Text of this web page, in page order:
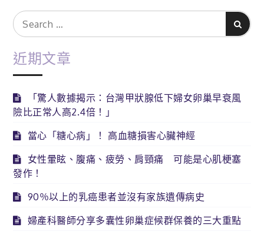
Search
for:
Search
近期文章
「驚人數據揭示：台灣甲狀腺低下婦女卵巢早衰風
險比正常人高2.4倍！」
當心「糖心病」！ 高血糖損害心臟神經
女性暈眩、腹痛、疲勞、肩頸痛 可能是心肌梗塞
發作！
90％以上的乳癌患者並沒有家族遺傳病史
婦產科醫師分享多囊性卵巢症候群保養的三大重點